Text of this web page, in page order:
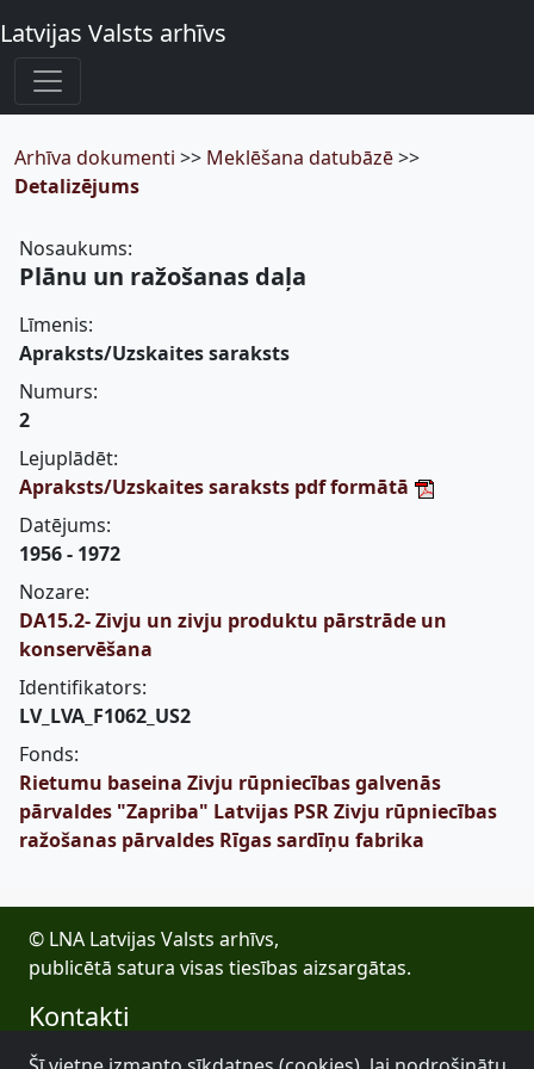
Latvijas Valsts arhīvs
Arhīva dokumenti >> Meklēšana datubāzē>>
Detalizējums
Nosaukums:
Plānu un ražošanas daļa
Līmenis:
Apraksts/Uzskaites saraksts
Numurs:
2
Lejuplādēt:
Apraksts/Uzskaites saraksts pdf formātā
Datējums:
1956 - 1972
Nozare:
DA15.2- Zivju un zivju produktu pārstrāde un
konservēšana
Identifikators:
LV_LVA_F1062_US2
Fonds:
Rietumu baseina Zivju rūpniecības galvenās
pārvaldes "Zapriba" Latvijas PSR Zivju rūpniecības
ražošanas pārvaldes Rīgas sardīņu fabrika
© LNA Latvijas Valsts arhīvs,
publicētā satura visas tiesības aizsargātas.
Kontakti
E-pasts: lva@arhivi.gov.lv